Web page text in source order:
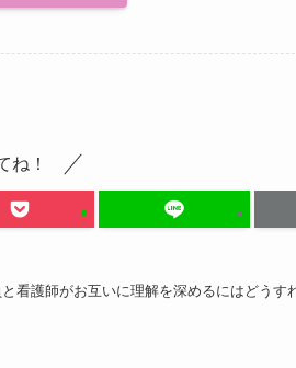
ね！
看護師がお互いに理解を深めるにはどうす